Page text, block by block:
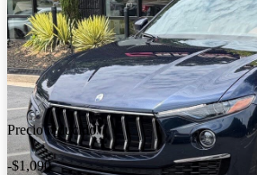
Precio reducido
-$1,090